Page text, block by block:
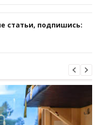
статьи, подпишись: